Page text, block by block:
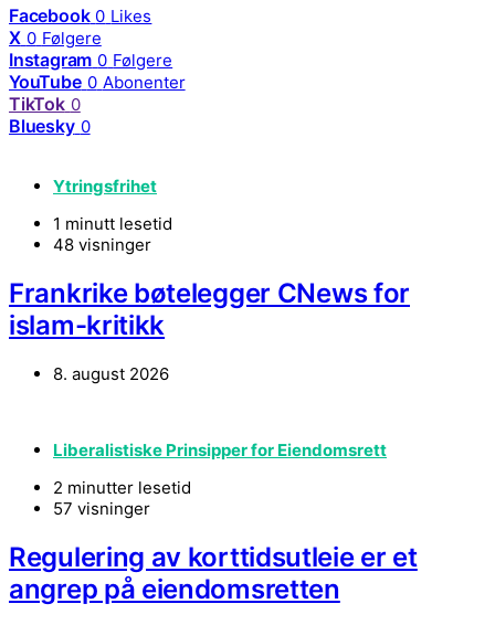
Facebook 0 Likes
X 0 Følgere
Instagram 0 Følgere
YouTube 0 Abonenter
TikTok 0
Bluesky 0
Ytringsfrihet
1 minutt lesetid
48 visninger
Frankrike bøtelegger CNews for
islam-kritikk
8. august 2026
Liberalistiske Prinsipper for Eiendomsrett
2 minutter lesetid
57 visninger
Regulering av korttidsutleie er et
angrep på eiendomsretten